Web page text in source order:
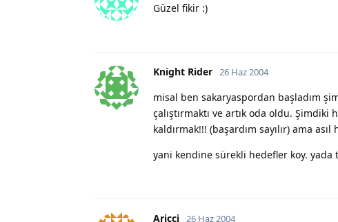
Güzel fikir :)
Knight Rider 26 Haz 2004
misal ben sakaryaspordan başladım
çalıştırmaktı ve artık oda oldu.
kaldırmak!!! (başardım sayılır) ama
yani kendine sürekli hedefler koy. yada
Aricci 26 Haz 2004